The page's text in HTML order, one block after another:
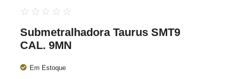
☆ ☆ ☆ ☆ ☆
Submetralhadora Taurus SMT9
CAL. 9MN
Em Estoque